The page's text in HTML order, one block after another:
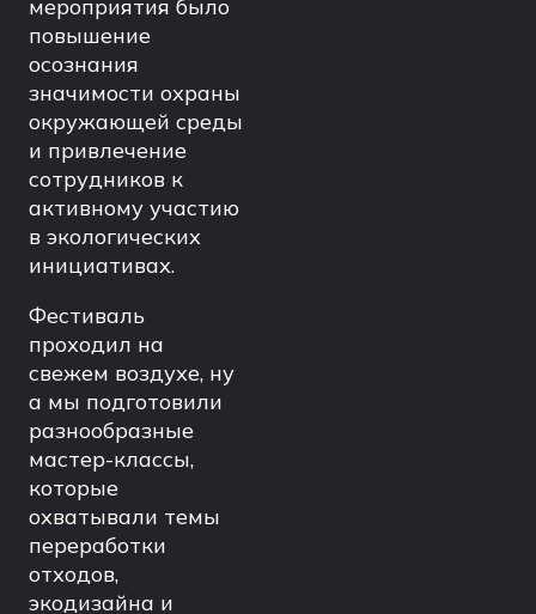
мероприятия было
повышение
осознания
значимости охраны
окружающей среды
и привлечение
сотрудников к
активному участию
в экологических
инициативах.
Фестиваль
проходил на
свежем воздухе, ну
а мы подготовили
разнообразные
мастер-классы,
которые
охватывали темы
переработки
отходов,
экодизайна и